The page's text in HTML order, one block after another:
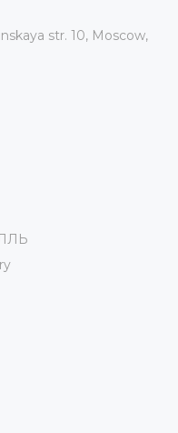
str. 10, Moscow,